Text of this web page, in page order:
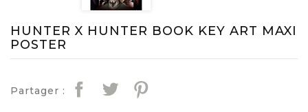
HUNTER X HUNTER BOOK KEY ART MAXI
POSTER
Partager :